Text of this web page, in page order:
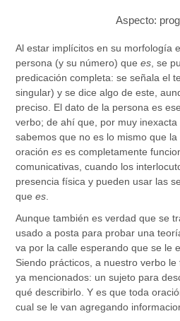
Aspecto:
Al estar implícitos en su morfología
persona (y su número) quees , se
predicación completa: se señala el
singular) y se dice algo de este,
preciso. El dato de la persona es
verbo; de ahí que, por muy
sabemos que no es lo mismo que
oraciónes es completamente
comunicativas, cuando los
presencia física y pueden usar las
quees
Aunque también es verdad que se
usado a posta para probar una
va por la calle esperando que se le
Siendo prácticos, a nuestro verbo
ya mencionados: un sujeto para
qué describirlo. Y es que toda
cual se le van agregando